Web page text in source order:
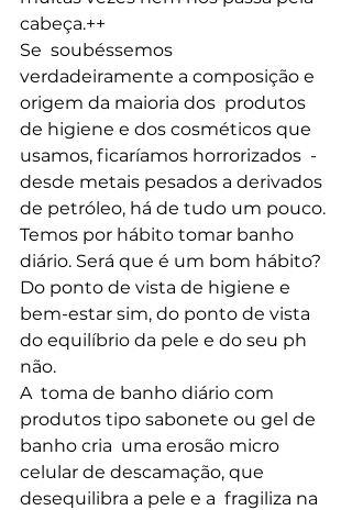
cabeça.++
Se  soubéssemos
verdadeiramente a composição e
origem da maioria dos  produtos
de higiene e dos cosméticos que
usamos, ficaríamos horrorizados  -
desde metais pesados a derivados
de petróleo, há de tudo um pouco.
Temos por hábito tomar banho
diário. Será que é um bom hábito?
Do ponto de vista de higiene e
bem-estar sim, do ponto de vista
do equilíbrio da pele e do seu ph
não.
A  toma de banho diário com
produtos tipo sabonete ou gel de
banho cria  uma erosão micro
celular de descamação, que
desequilibra a pele e a  fragiliza na